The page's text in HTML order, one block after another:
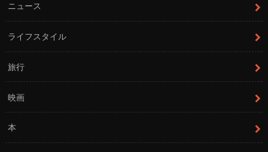
ニュース
ライフスタイル
旅行
映画
本